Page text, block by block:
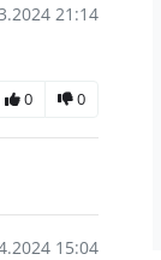
21:14
0 0
15:04